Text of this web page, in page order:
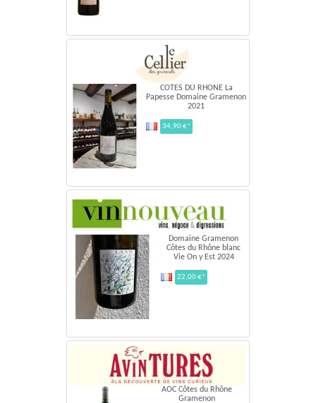
COTES DU RHONE La
Papesse Domaine Gramenon
2021
34,90 €*
Domaine Gramenon
Côtes du Rhône blanc
Vie On y Est 2024
22,00 €*
AOC Côtes du Rhône
Gramenon